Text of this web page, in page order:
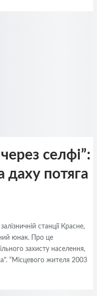
селфі”:
даху потяга
станції Красне,
юнак. Про це
захисту населення,
“Місцевого жителя 2003